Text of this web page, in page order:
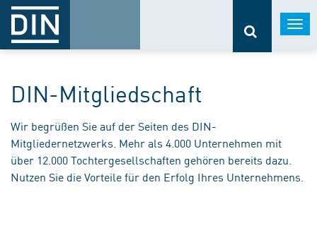
DIN-Mitgliedschaft
Wir begrüßen Sie auf der Seiten des DIN-
Mitgliedernetzwerks. Mehr als 4.000 Unternehmen mit
über 12.000 Tochtergesellschaften gehören bereits dazu.
Nutzen Sie die Vorteile für den Erfolg Ihres Unternehmens.